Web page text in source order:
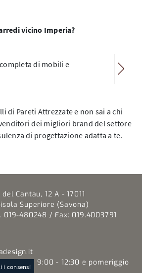
vicino Imperia?
di mobili e
di Pareti Attrezzate e non sai a chi
dei migliori brand del settore
di progettazione adatta a te.
del Cantau, 12 A - 17011
Superiore (Savona)
019-480248 / Fax: 019.4003791
mattina 9:00 - 12:30 e pomeriggio
i consensi